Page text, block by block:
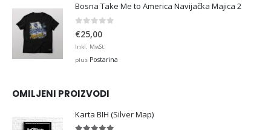
Bosna Take Me to America Navijačka Majica 2
0 out of 5
€25,00
Inkl. MwSt.
plus Postarina
OMILJENI PROIZVODI
Karta BIH (Silver Map)